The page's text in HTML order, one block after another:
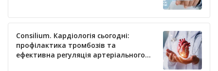
Consilium. Кардіологія сьогодні:
профілактика тромбозів та
ефективна регуляція артеріального